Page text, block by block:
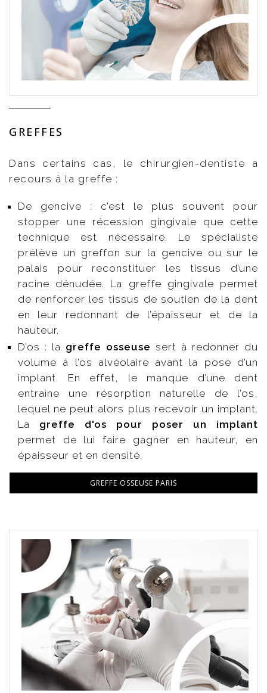
GREFFES
Dans certains cas, le chirurgien-dentiste a
recours à la greffe :
De gencive : c’est le plus souvent pour
stopper une récession gingivale que cette
technique est nécessaire. Le spécialiste
prélève un greffon sur la gencive ou sur le
palais pour reconstituer les tissus d’une
racine dénudée. La greffe gingivale permet
de renforcer les tissus de soutien de la dent
en leur redonnant de l’épaisseur et de la
hauteur.
D’os : la greffe osseuse sert à redonner du
volume à l’os alvéolaire avant la pose d’un
implant. En effet, le manque d’une dent
entraîne une résorption naturelle de l’os,
lequel ne peut alors plus recevoir un implant.
La greffe d'os pour poser un implant
permet de lui faire gagner en hauteur, en
épaisseur et en densité.
GREFFE OSSEUSE PARIS